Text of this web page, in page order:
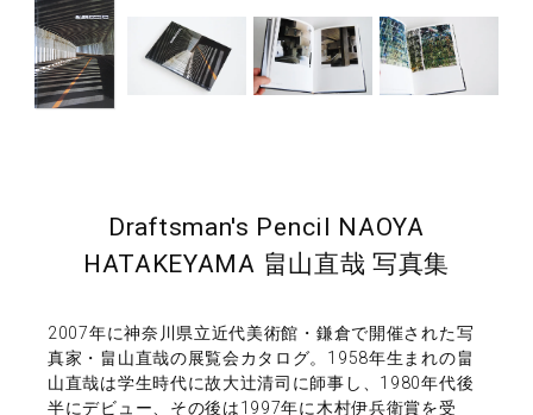
Draftsman's Pencil NAOYA
HATAKEYAMA 畠山直哉 写真集
2007年に神奈川県立近代美術館・鎌倉で開催された写
真家・畠山直哉の展覧会カタログ。1958年生まれの畠
山直哉は学生時代に故大辻清司に師事し、1980年代後
半にデビュー、その後は1997年に木村伊兵衛賞を受